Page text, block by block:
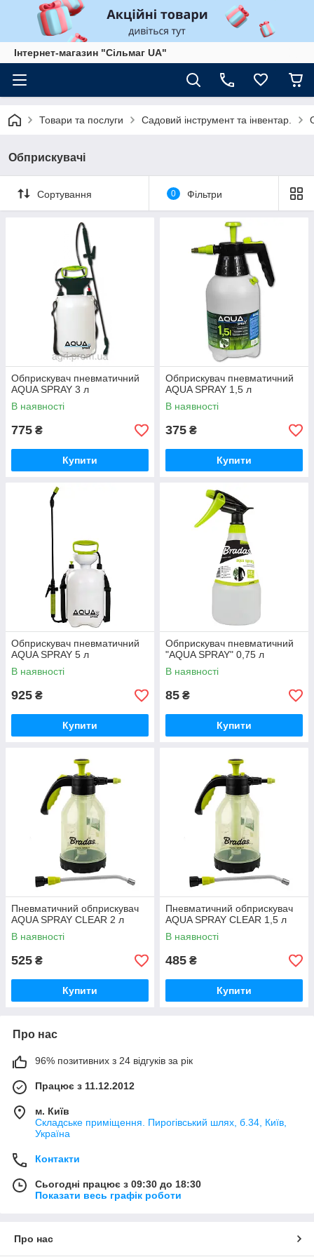
Інтернет-магазин "Сільмаг UA"
Товари та послуги Садовий інструмент та інвентар.
Обприскувачі
Сортування 0 Фільтри
Обприскувач пневматичний
AQUA SPRAY 3 л
В наявності
775 ₴
Купити
Обприскувач пневматичний
AQUA SPRAY 1,5 л
В наявності
375 ₴
Купити
Обприскувач пневматичний
AQUA SPRAY 5 л
В наявності
925 ₴
Купити
Обприскувач пневматичний
"AQUA SPRAY" 0,75 л
В наявності
85 ₴
Купити
Пневматичний обприскувач
AQUA SPRAY CLEAR 2 л
В наявності
525 ₴
Купити
Пневматичний обприскувач
AQUA SPRAY CLEAR 1,5 л
В наявності
485 ₴
Купити
Про нас
96% позитивних з 24 відгуків за рік
Працює з 11.12.2012
м. Київ
Складське приміщення. Пирогівський шлях, б.34, Київ,
Україна
Контакти
Сьогодні працює з 09:30 до 18:30
Показати весь графік роботи
Про нас